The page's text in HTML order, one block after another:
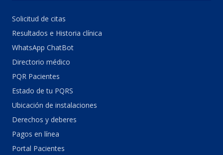
Solicitud de citas
Resultados e Historia clínica
WhatsApp ChatBot
Directorio médico
PQR Pacientes
Estado de tu PQRS
Ubicación de instalaciones
Derechos y deberes
Pagos en línea
Portal Pacientes